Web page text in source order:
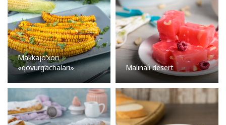
Makkajo’xori
«qovurg’achalari»
Malinali desert